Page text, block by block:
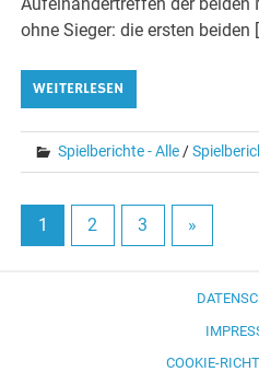
ohne Sieger: die ersten beiden
WEITERLESEN
Spielberichte - Alle /
1 2 3 »
COOKIE-